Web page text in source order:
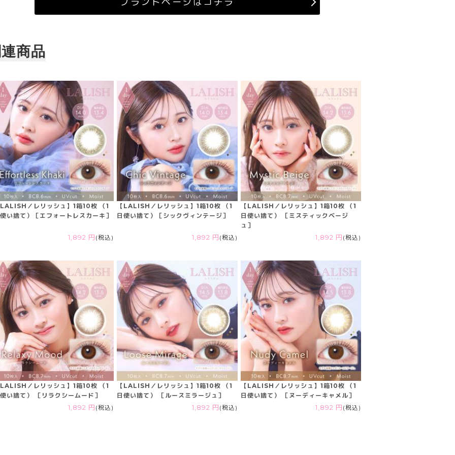
商品
／レリッシュ】1箱10枚 （1
い捨て）［エフォートレスカーキ］
1,892 円 (税込)
【LALISH／レリッシュ】1箱10枚 （1
日使い捨て）［シックヴィンテージ］
1,892 円 (税込)
【LALISH／レリッシュ】1箱10枚 （1
日使い捨て） ［ミスティックベージ
ュ］
1,892 円 (税込)
／レリッシュ】1箱10枚 （1
い捨て） ［リラクシームード］
1,892 円 (税込)
【LALISH／レリッシュ】1箱10枚 （1
日使い捨て） ［ルースミラージュ］
1,892 円 (税込)
【LALISH／レリッシュ】1箱10枚 （1
日使い捨て） ［ヌーディーキャメル］
1,892 円 (税込)